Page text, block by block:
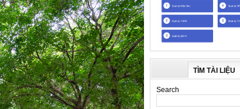
TÌM TÀI LIỆU
Search